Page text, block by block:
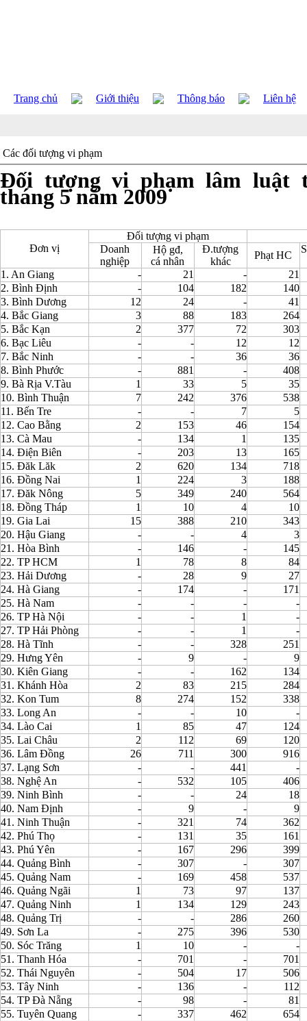
Trang chủ Giới thiệu Thông báo Liên hệ
Các đối tượng vi phạm
Đối tượng vi phạm lâm luật
tháng 5 năm 2009
Đơn vị
Đối tượng vi phạm
Doanh
nghiệp
Hộ gđ,
cá nhân
Đ.tượng
khác
Phạt HC
1. An Giang - 21 -
21
2. Bình Định
- 104 182
140
3. Bình Dương
12 24 -
41
4. Bắc Giang
3 88 183
264
5. Bắc Kạn
2 377 72
303
6. Bạc Liêu
- - 12
12
7. Bắc Ninh
- - 36
36
8. Bình Phước
- 881 -
408
9. Bà Rịa V.Tàu
1 33 5
35
10. Bình Thuận
7 242 376
538
11. Bến Tre
- - 7
5
12. Cao Bằng
2 153 46
154
13. Cà Mau
- 134 1
135
14. Điện Biên
- 203 13
165
15. Đăk Lăk
2 620 134
718
16. Đồng Nai
1 224 3
188
17. Đăk Nông
5 349 240
564
18. Đồng Tháp
1 10 4
10
19. Gia Lai
15 388 210
343
20. Hậu Giang
- - 4
3
21. Hòa Bình
- 146 -
145
22. TP HCM
1 78 8
84
23. Hải Dương
- 28 9
27
24. Hà Giang
- 174 -
171
25. Hà Nam
- - -
-
26. TP Hà Nội
- - 1
-
27. TP Hải Phòng
- - 1
-
28. Hà Tĩnh
- - 328
251
29. Hưng Yên
- 9 -
9
30. Kiên Giang
- - 162
134
31. Khánh Hòa
2 83 215
284
32. Kon Tum
8 274 152
338
33. Long An
- - 10
-
34. Lào Cai
1 85 47
124
35. Lai Châu
2 112 69
120
36. Lâm Đồng
26 711 300
916
37. Lạng Sơn
- - 441
-
38. Nghệ An
- 532 105
406
39. Ninh Bình
- - 24
18
40. Nam Định
- 9 -
9
41. Ninh Thuận
- 321 74
362
42. Phú Thọ
- 131 35
161
43. Phú Yên
- 167 296
399
44. Quảng Bình
- 307 -
307
45. Quảng Nam
- 169 458
537
46. Quảng Ngãi
1 73 97
137
47. Quảng Ninh
1 134 129
243
48. Quảng Trị
- - 286
260
49. Sơn La
- 275 396
530
50. Sóc Trăng
1 10 -
-
51. Thanh Hóa
- 701 -
701
52. Thái Nguyên
- 504 17
506
53. Tây Ninh
- 136 -
112
54. TP Đà Nẵng
- 98 -
81
55. Tuyên Quang
- 337 462
654